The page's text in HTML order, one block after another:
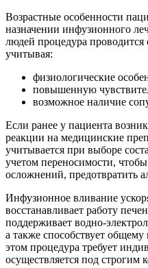
Возрастные особенности
назначении инфузионного
людей процедура
учитывая:
физиологические
повышенную
возможное наличие
Если ранее у пациента
реакции на медицинские
учитывается при выборе
учетом переносимости,
осложнений, предотвратить
Инфузионное вливание
восстанавливает работу
поддерживает водно-
а также способствует
этом процедура требует
осуществляется под строгим